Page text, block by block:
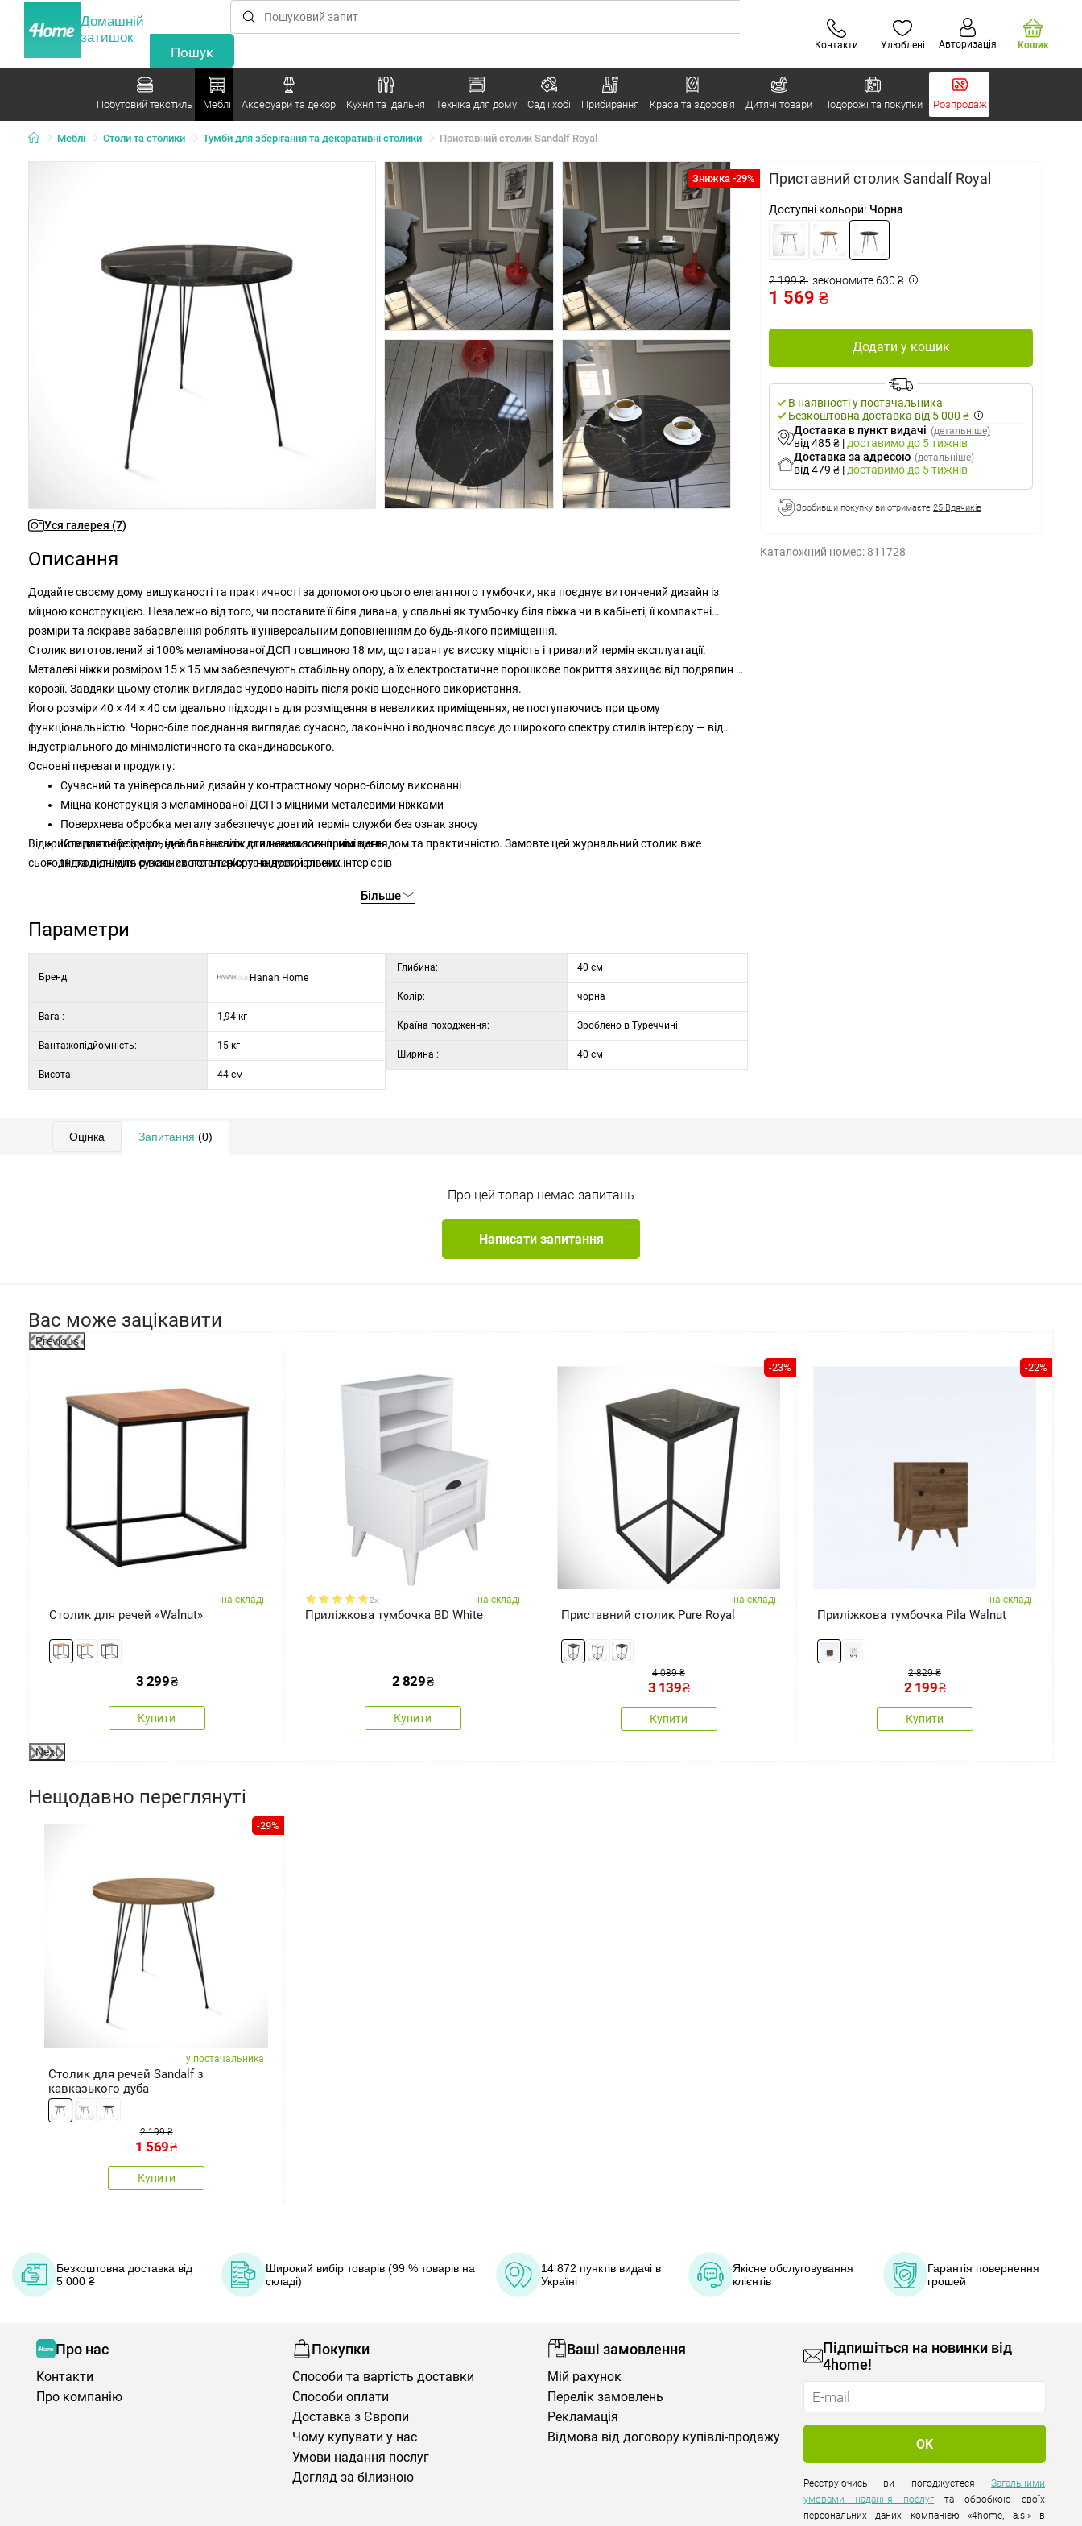
Домашній
затишок
Контакти Улюблені Авторизація Кошик
Побутовий текстиль Меблі Аксесуари та декор Кухня та їдальня Техніка для дому Сад і хобі Прибирання Краса та здоров’я Дитячі товари Подорожі та покупки Розпродаж
Меблі Столи та столики Тумби для зберігання та декоративні столики Приставний столик Sandalf Royal
Знижка -29%
Уся галерея (7)
Приставний столик Sandalf Royal
Доступні кольори: Чорна
2 199 ₴ зекономите 630 ₴
1 569 ₴
Додати у кошик
В наявності у постачальника
Безкоштовна доставка від 5 000 ₴
Доставка в пункт видачі (детальніше)
від 485 ₴ | доставимо до 5 тижнів
Доставка за адресою (детальніше)
від 479 ₴ | доставимо до 5 тижнів
Зробивши покупку ви отримаєте 25 Вдячиків
Каталожний номер: 811728
Описання
Додайте своєму дому вишуканості та практичності за допомогою цього елегантного тумбочки, яка поєднує витончений дизайн із
міцною конструкцією. Незалежно від того, чи поставите її біля дивана, у спальні як тумбочку біля ліжка чи в кабінеті, її компактні
розміри та яскраве забарвлення роблять її універсальним доповненням до будь-якого приміщення.
Столик виготовлений зі 100% меламінованої ДСП товщиною 18 мм, що гарантує високу міцність і тривалий термін експлуатації.
Металеві ніжки розміром 15 × 15 мм забезпечують стабільну опору, а їх електростатичне порошкове покриття захищає від подряпин та
корозії. Завдяки цьому столик виглядає чудово навіть після років щоденного використання.
Його розміри 40 × 44 × 40 см ідеально підходять для розміщення в невеликих приміщеннях, не поступаючись при цьому
функціональністю. Чорно-біле поєднання виглядає сучасно, лаконічно і водночас пасує до широкого спектру стилів інтер'єру — від
індустріального до мінімалістичного та скандинавського.
Основні переваги продукту:
Сучасний та універсальний дизайн у контрастному чорно-білому виконанні
Міцна конструкція з меламінованої ДСП з міцними металевими ніжками
Поверхнева обробка металу забезпечує довгий термін служби без ознак зносу
Компактні розміри, ідеальні навіть для невеликих приміщень
Підходить для сучасних, готельних та індустріальних інтер'єрів
Поверхневе покриття: електростатичне порошкове фарбування
Колір: чорний та білий
Відкрийте для себе ідеальний баланс між стильним зовнішнім виглядом та практичністю. Замовте цей журнальний столик вже
сьогодні та підніміть рівень свого інтер'єру на новий рівень.
Більше
Параметри
Бренд: Hanah Home
Вага : 1,94 кг
Вантажопідйомність: 15 кг
Висота: 44 см
Глибина: 40 см
Колір: чорна
Країна походження: Зроблено в Туреччині
Ширина : 40 см
Оцінка Запитання (0)
Про цей товар немає запитань
Написати запитання
Вас може зацікавити
Previous
на складі
Столик для речей «Walnut»
3 299₴
Купити
2x на складі
Приліжкова тумбочка BD White
2 829₴
Купити
-23%
на складі
Приставний столик Pure Royal
4 089 ₴
3 139₴
Купити
-22%
на складі
Приліжкова тумбочка Pila Walnut
2 829 ₴
2 199₴
Купити
Next
Нещодавно переглянуті
-29%
у постачальника
Столик для речей Sandalf з
кавказького дуба
2 199 ₴
1 569₴
Купити
Безкоштовна доставка від
5 000 ₴
Широкий вибір товарів (99 % товарів на
складі)
14 872 пунктів видачі в
Україні
Якісне обслуговування
клієнтів
Гарантія повернення
грошей
Про нас
Контакти
Про компанію
Покупки
Способи та вартість доставки
Способи оплати
Доставка з Європи
Чому купувати у нас
Умови надання послуг
Догляд за білизною
Ваші замовлення
Мій рахунок
Перелік замовлень
Рекламація
Відмова від договору купівлі-продажу
Підпишіться на новинки від
4home!
Реєструючись ви погоджуєтесяЗагальними
умовами надання послуг та обробкою своїх
персональних даних компанією «4home, a.s.» в